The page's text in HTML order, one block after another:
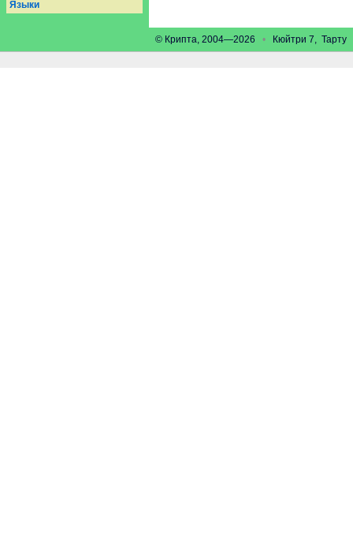
Языки
© Крипта, 2004—2026 • Кюйтри 7, Тарту